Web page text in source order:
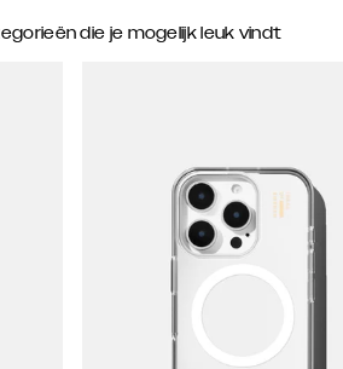
die je mogelijk leuk vindt